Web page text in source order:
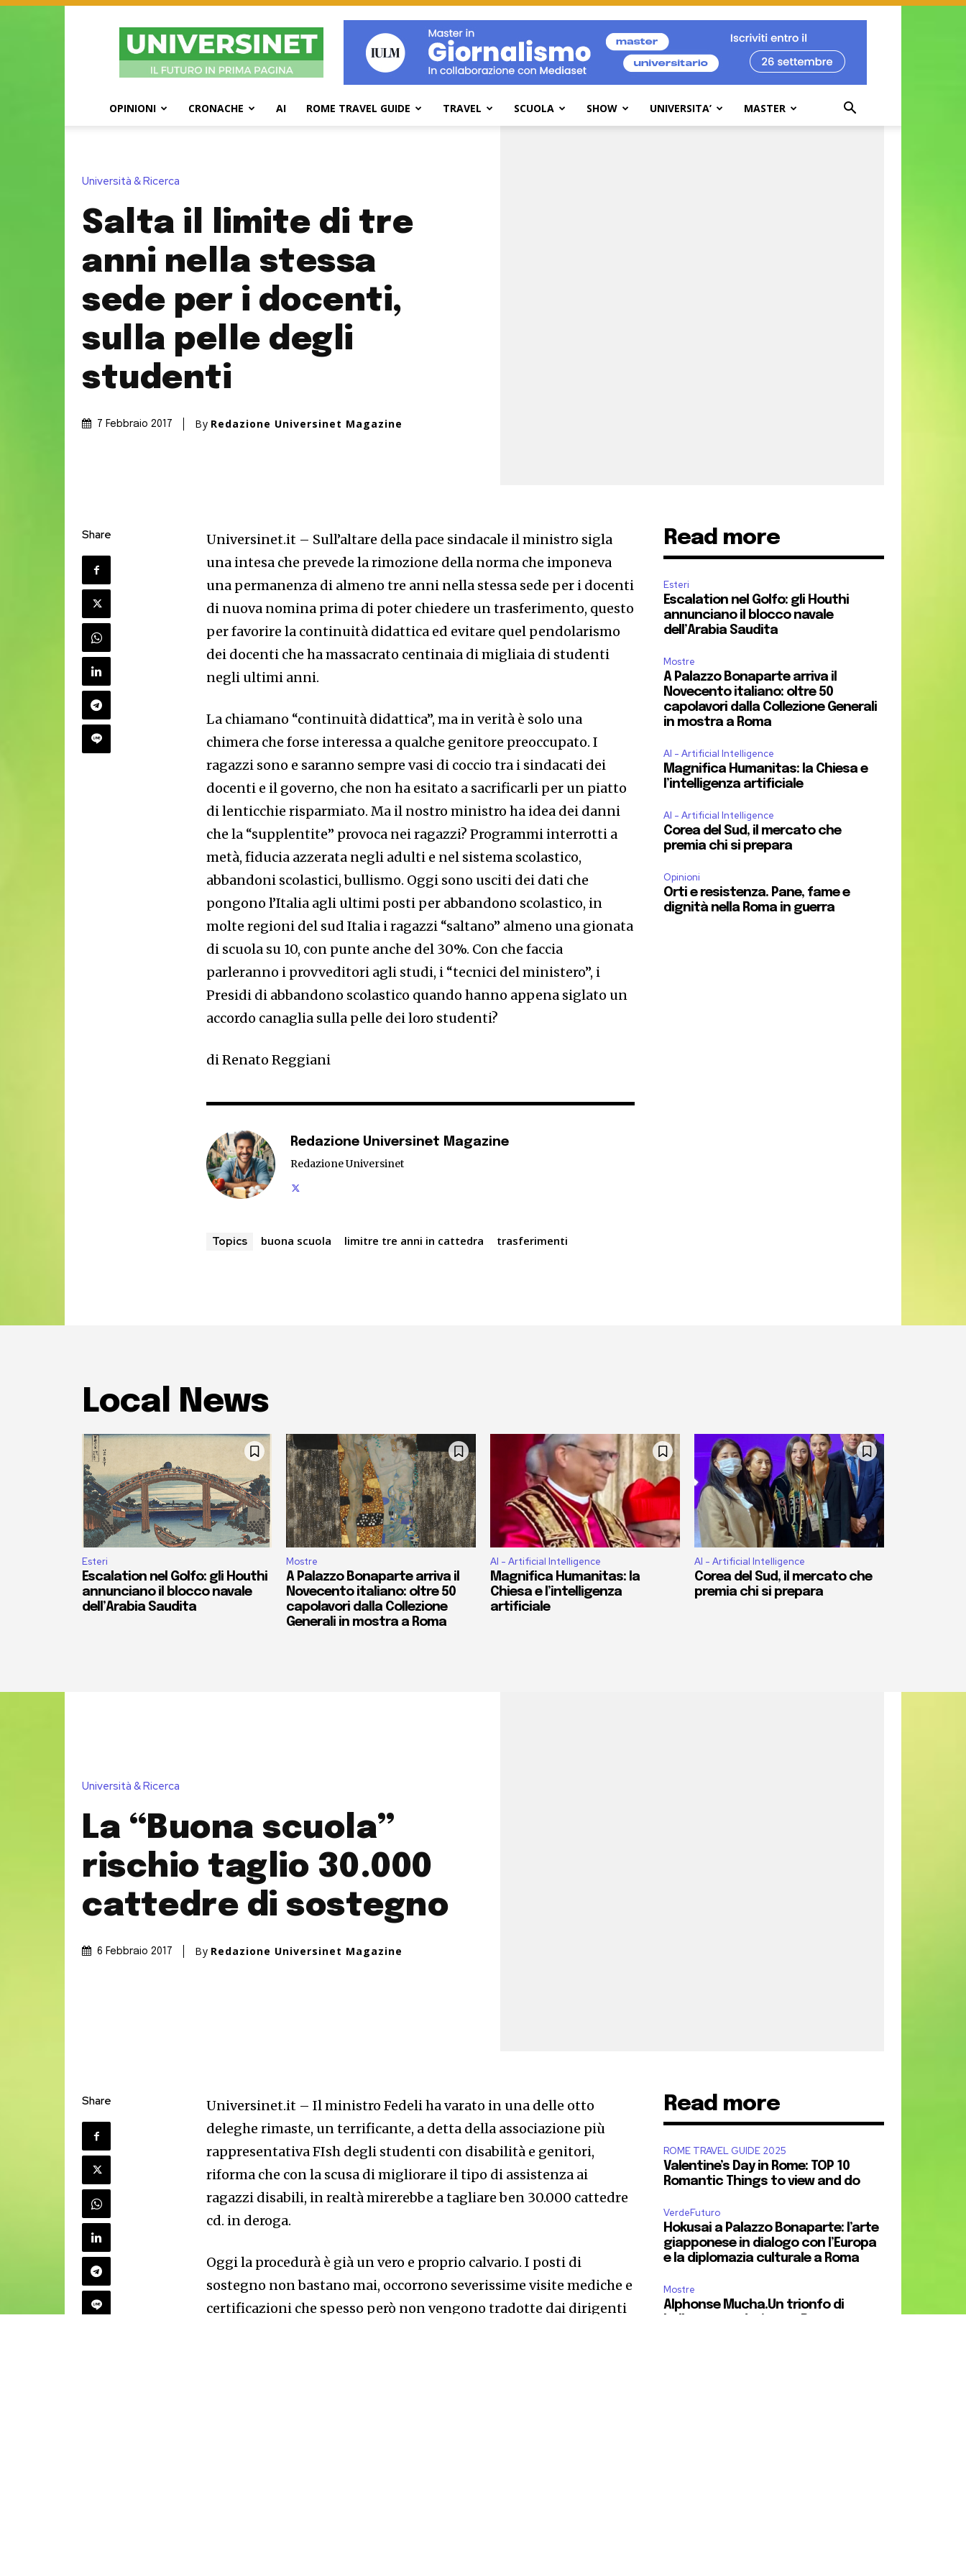
UniversiNet
Magazine
OPINIONI CRONACHE AI ROME TRAVEL GUIDE TRAVEL SCUOLA SHOW UNIVERSITA’ MASTER
Università & Ricerca
Salta il limite di tre
anni nella stessa
sede per i docenti,
sulla pelle degli
studenti
7 Febbraio 2017 By Redazione Universinet Magazine
Share
Universinet.it – Sull’altare della pace sindacale il ministro sigla
una intesa che prevede la rimozione della norma che imponeva
una permanenza di almeno tre anni nella stessa sede per i docenti
di nuova nomina prima di poter chiedere un trasferimento, questo
per favorire la continuità didattica ed evitare quel pendolarismo
dei docenti che ha massacrato centinaia di migliaia di studenti
negli ultimi anni.
La chiamano “continuità didattica”, ma in verità è solo una
chimera che forse interessa a qualche genitore preoccupato. I
ragazzi sono e saranno sempre vasi di coccio tra i sindacati dei
docenti e il governo, che non ha esitato a sacrificarli per un piatto
di lenticchie risparmiato. Ma il nostro ministro ha idea dei danni
che la “supplentite” provoca nei ragazzi? Programmi interrotti a
metà, fiducia azzerata negli adulti e nel sistema scolastico,
abbandoni scolastici, bullismo. Oggi sono usciti dei dati che
pongono l’Italia agli ultimi posti per abbandono scolastico, in
molte regioni del sud Italia i ragazzi “saltano” almeno una gionata
di scuola su 10, con punte anche del 30%. Con che faccia
parleranno i provveditori agli studi, i “tecnici del ministero”, i
Presidi di abbandono scolastico quando hanno appena siglato un
accordo canaglia sulla pelle dei loro studenti?
di Renato Reggiani
Redazione Universinet Magazine
Redazione Universinet
Topics buona scuola limitre tre anni in cattedra trasferimenti
Read more
Esteri
Escalation nel Golfo: gli Houthi
annunciano il blocco navale
dell’Arabia Saudita
Mostre
A Palazzo Bonaparte arriva il
Novecento italiano: oltre 50
capolavori dalla Collezione Generali
in mostra a Roma
AI - Artificial Intelligence
Magnifica Humanitas: la Chiesa e
l’intelligenza artificiale
AI - Artificial Intelligence
Corea del Sud, il mercato che
premia chi si prepara
Opinioni
Orti e resistenza. Pane, fame e
dignità nella Roma in guerra
Local News
Esteri
Escalation nel Golfo: gli Houthi
annunciano il blocco navale
dell’Arabia Saudita
Mostre
A Palazzo Bonaparte arriva il
Novecento italiano: oltre 50
capolavori dalla Collezione
Generali in mostra a Roma
AI - Artificial Intelligence
Magnifica Humanitas: la
Chiesa e l’intelligenza
artificiale
AI - Artificial Intelligence
Corea del Sud, il mercato che
premia chi si prepara